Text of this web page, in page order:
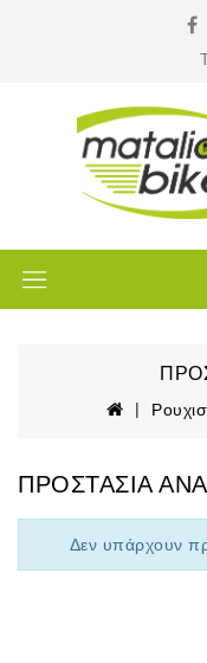
ΠΡΟΣΤΑΣΊΑ
Δεν υπάρχουν